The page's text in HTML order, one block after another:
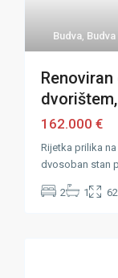
Budva, Budva
162.000 €
Rijetka prilika
dvosoban stan
2 1